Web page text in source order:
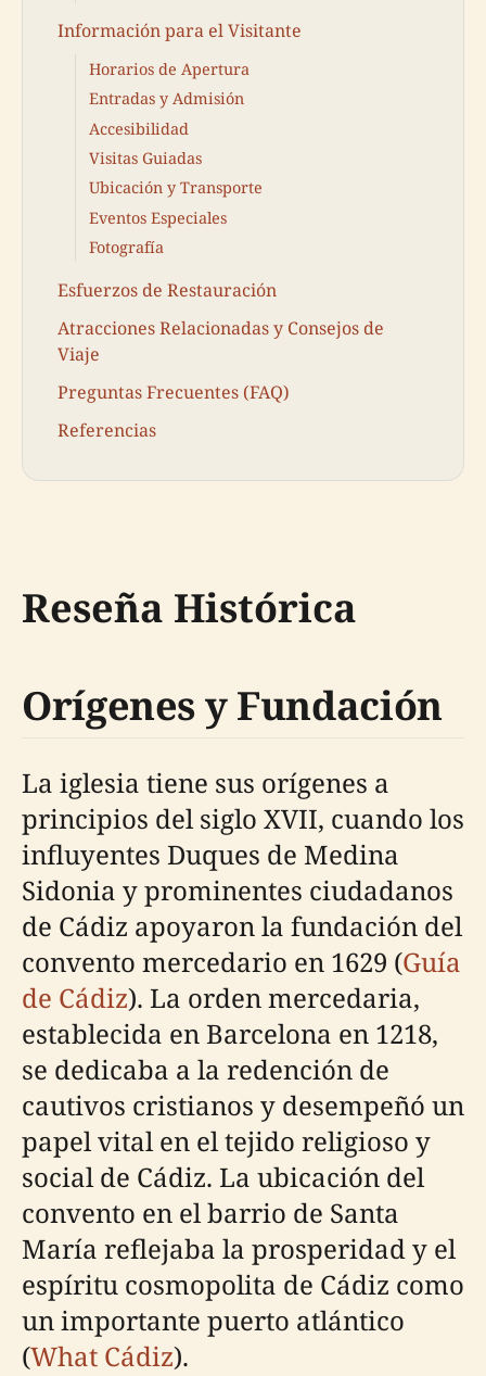
Información para el Visitante
Horarios de Apertura
Entradas y Admisión
Accesibilidad
Visitas Guiadas
Ubicación y Transporte
Eventos Especiales
Fotografía
Esfuerzos de Restauración
Atracciones Relacionadas y Consejos de
Viaje
Preguntas Frecuentes (FAQ)
Referencias
Reseña Histórica
Orígenes y Fundación
La iglesia tiene sus orígenes a
principios del siglo XVII, cuando los
influyentes Duques de Medina
Sidonia y prominentes ciudadanos
de Cádiz apoyaron la fundación del
convento mercedario en 1629 (Guía
de Cádiz). La orden mercedaria,
establecida en Barcelona en 1218,
se dedicaba a la redención de
cautivos cristianos y desempeñó un
papel vital en el tejido religioso y
social de Cádiz. La ubicación del
convento en el barrio de Santa
María reflejaba la prosperidad y el
espíritu cosmopolita de Cádiz como
un importante puerto atlántico
(What Cádiz).